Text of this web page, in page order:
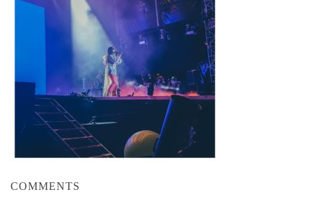
COMMENTS